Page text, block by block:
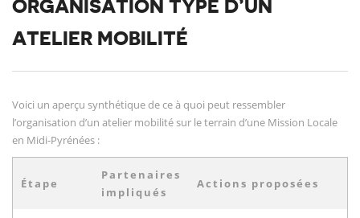
ORGANISATION TYPE D’UN
ATELIER MOBILITÉ
Voici un aperçu synthétique de ce à quoi peut ressembler
l’organisation d’un atelier mobilité sur le terrain d’une Mission Locale
en Midi-Pyrénées :
Étape
Partenaires
impliqués
Actions proposées